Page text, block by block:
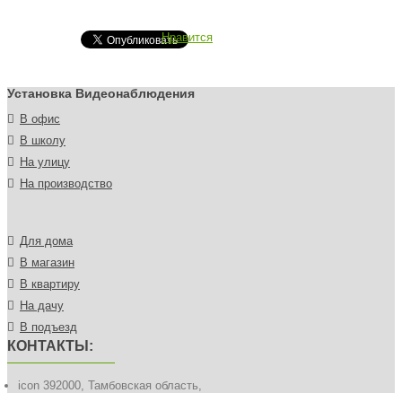
Нравится
Установка Видеонаблюдения
В офис
В школу
На улицу
На производство
Для дома
В магазин
В квартиру
На дачу
В подъезд
КОНТАКТЫ:
icon 392000, Тамбовская область,